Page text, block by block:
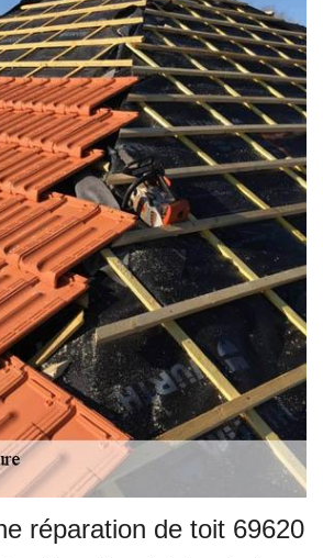
réparation de toit 69620